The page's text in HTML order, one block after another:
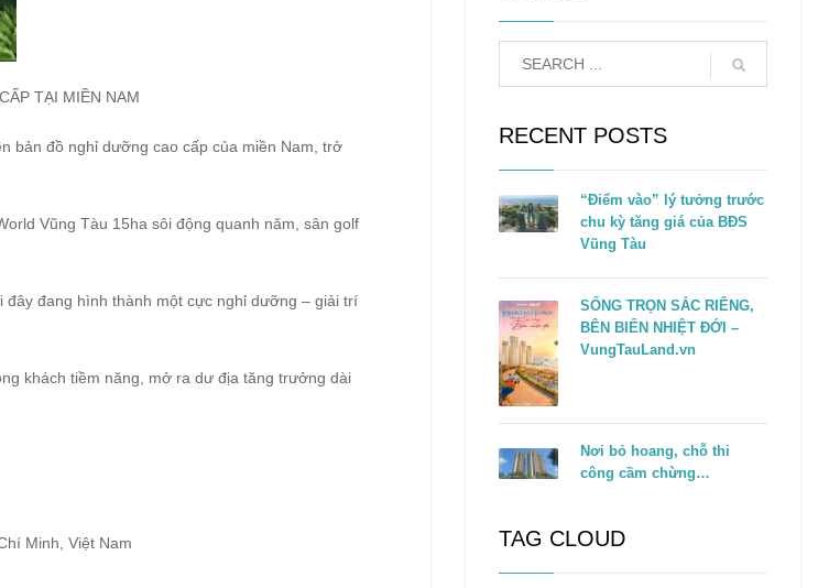
TẠI MIỀN NAM
bản đồ nghỉ dưỡng cao cấp của miền Nam, trở
Vũng Tàu 15ha sôi động quanh năm, sân golf
đang hình thành một cực nghỉ dưỡng – giải trí
khách tiềm năng, mở ra dư địa tăng trưởng dài
Minh, Việt Nam
RECENT POSTS
“Điểm vào” lý tưởng trước
chu kỳ tăng giá của BĐS
Vũng Tàu
SỐNG TRỌN SẮC RIÊNG,
BÊN BIỂN NHIỆT ĐỚI –
VungTauLand.vn
Nơi bỏ hoang, chỗ thi
công cầm chừng…
TAG CLOUD